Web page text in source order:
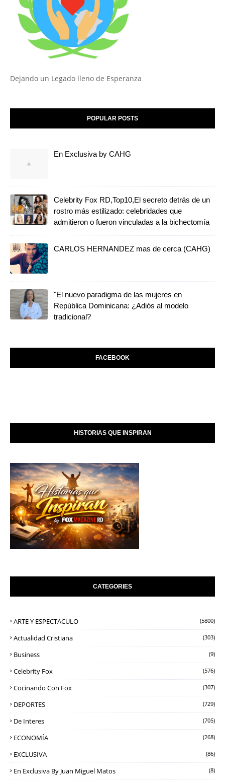
Dejando un Legado lleno de Esperanza
POPULAR POSTS
En Exclusiva by CAHG
Celebrity Fox RD,Top10,El secreto detrás de un
rostro más estilizado: celebridades que
admitieron o fueron vinculadas a la bichectomía
CARLOS HERNANDEZ mas de cerca (CAHG)
"El nuevo paradigma de las mujeres en
República Dominicana: ¿Adiós al modelo
tradicional?
FACEBOOK
HISTORIAS QUE INSPIRAN
CATEGORIES
ARTE Y ESPECTACULO (5800)
Actualidad Cristiana (303)
Business (9)
Celebrity Fox (576)
Cocinando Con Fox (307)
DEPORTES (729)
De Interes (705)
ECONOMÍA (268)
EXCLUSIVA (86)
En Exclusiva By Juan Miguel Matos (8)